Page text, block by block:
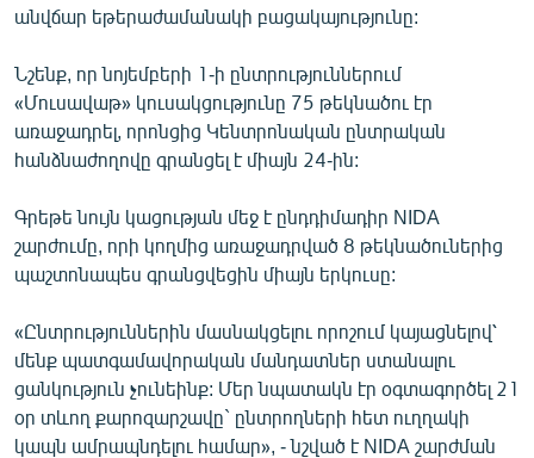
անվճար եթերաժամանակի բացակայությունը:
Նշենք, որ նոյեմբերի 1-ի ընտրություններում
«Մուսավաթ» կուսակցությունը 75 թեկնածու էր
առաջադրել, որոնցից Կենտրոնական ընտրական
հանձնաժողովը գրանցել է միայն 24-ին:
Գրեթե նույն կացության մեջ է ընդդիմադիր NIDA
շարժումը, որի կողմից առաջադրված 8 թեկնածուներից
պաշտոնապես գրանցվեցին միայն երկուսը:
«Ընտրություններին մասնակցելու որոշում կայացնելով՝
մենք պատգամավորական մանդատներ ստանալու
ցանկություն չունեինք: Մեր նպատակն էր օգտագործել 21
օր տևող քարոզարշավը` ընտրողների հետ ուղղակի
կապն ամրապնդելու համար», - նշված է NIDA շարժման